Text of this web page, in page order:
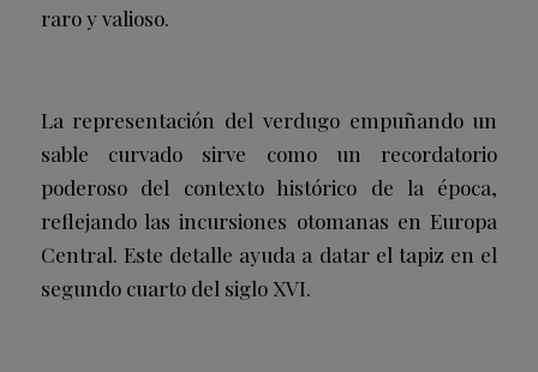
raro y valioso.
La representación del verdugo empuñando un
sable curvado sirve como un recordatorio
poderoso del contexto histórico de la época,
reflejando las incursiones otomanas en Europa
Central. Este detalle ayuda a datar el tapiz en el
segundo cuarto del siglo XVI.